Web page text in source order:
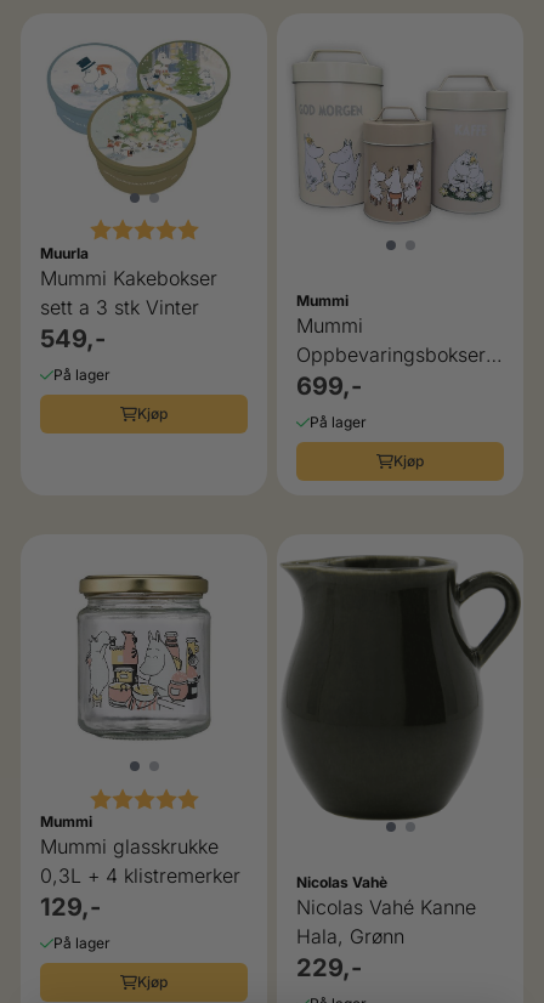
Karakter: 5.0 av 5 mulige
Muurla
Mummi Kakebokser
sett a 3 stk Vinter
549,-
På lager
Kjøp
Mummi
Mummi
Oppbevaringsbokser,
Sett à 3 stk
699,-
På lager
Kjøp
Karakter: 5.0 av 5 mulige
Mummi
Mummi glasskrukke
0,3L + 4 klistremerker
129,-
På lager
Kjøp
Nicolas Vahè
Nicolas Vahé Kanne
Hala, Grønn
229,-